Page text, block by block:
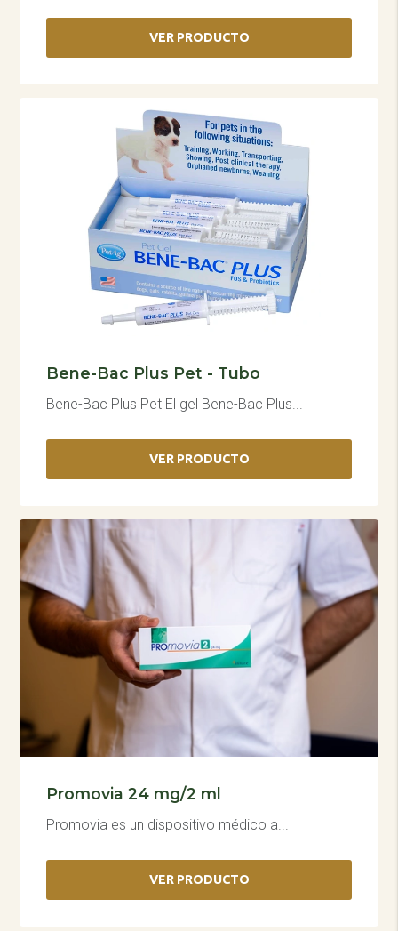
VER PRODUCTO
Bene-Bac Plus Pet - Tubo
Bene-Bac Plus Pet El gel Bene-Bac Plus...
VER PRODUCTO
Promovia 24 mg/2 ml
Promovia es un dispositivo médico a...
VER PRODUCTO